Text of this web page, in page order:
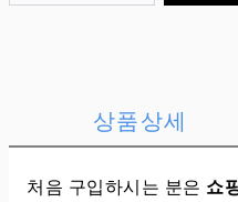
상품상세
처음 구입하시는 분은 쇼